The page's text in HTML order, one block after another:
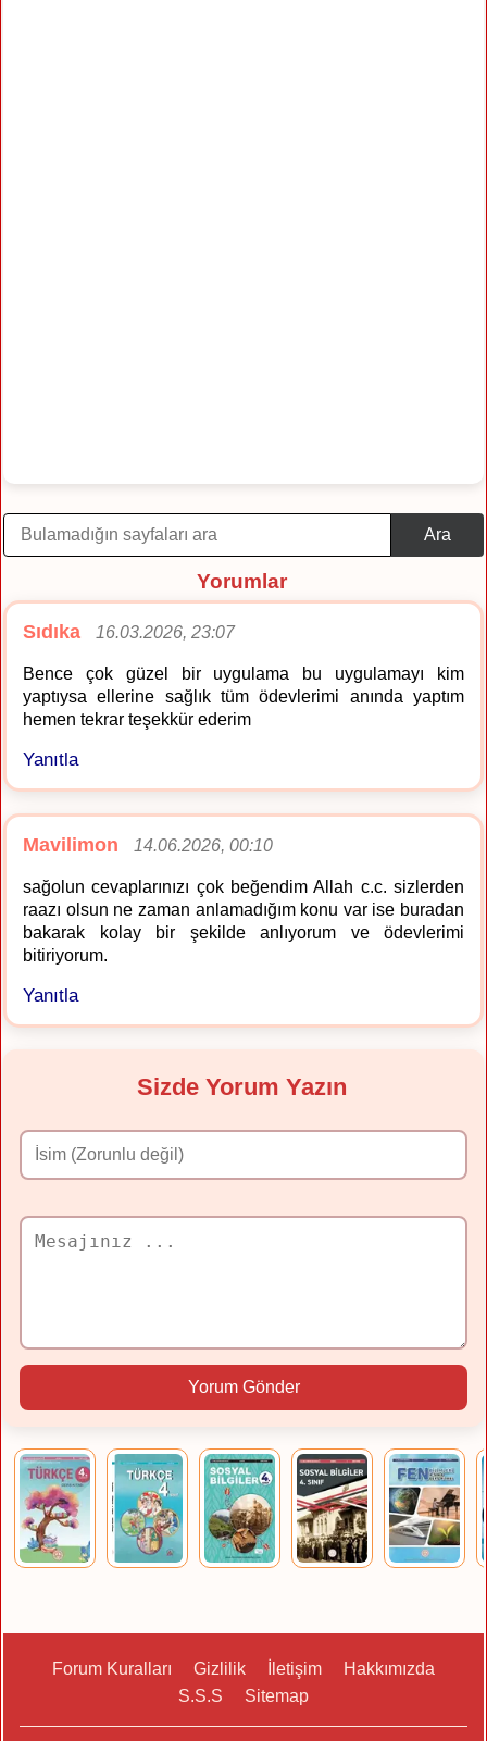
Ara
Yorumlar
Sıdıka 16.03.2026, 23:07
Bence çok güzel bir uygulama bu uygulamayı kim
yaptıysa ellerine sağlık tüm ödevlerimi anında yaptım
hemen tekrar teşekkür ederim
Yanıtla
Mavilimon 14.06.2026, 00:10
sağolun cevaplarınızı çok beğendim Allah c.c. sizlerden
raazı olsun ne zaman anlamadığım konu var ise buradan
bakarak kolay bir şekilde anlıyorum ve ödevlerimi
bitiriyorum.
Yanıtla
Sizde Yorum Yazın
Yorum Gönder
Forum Kuralları Gizlilik İletişim
Hakkımızda
S.S.S
Sitemap